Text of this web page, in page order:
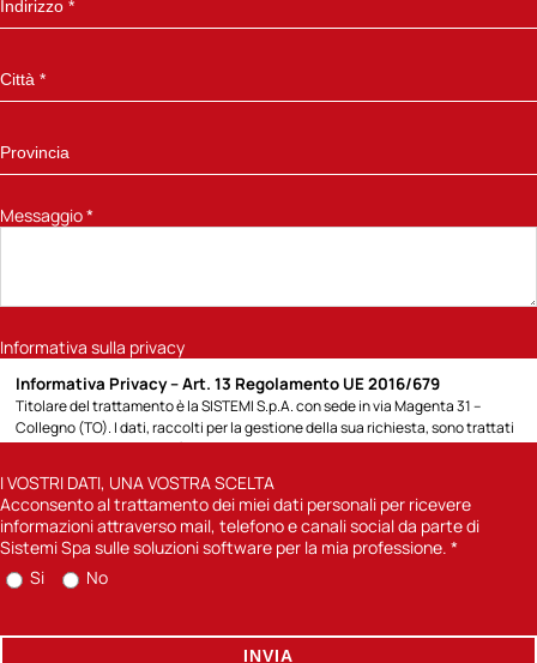
Messaggio*
Informativa sulla privacy
Informativa Privacy – Art. 13 Regolamento UE 2016/679
Titolare del trattamento è la SISTEMI S.p.A. con sede in via Magenta 31 –
Collegno (TO). I dati, raccolti per la gestione della sua richiesta, sono trattati
per la seguente finalità: 1) rispondere alla richiesta di informazioni sui prodotti
contattarla attraverso modalità tradizionali (posta cartacea, chiamate
telefoniche con operatore) o automatizzate (e-mail, sms); 2) previa
acquisizione del suo consenso, inviarle comunicazioni informative sulle
soluzioni software di Sistemi Spa per la sua professione. Per quanto concerne
la finalità di cui punto 1) la base giuridica è l’art. 6) lettera b) del Reg UE
ci consentirà di dare seguito alla sua richiesta. Per la finalità di cui al punto 2)
I VOSTRI DATI, UNA VOSTRA SCELTA
Acconsento al trattamento dei miei dati personali per ricevere
informazioni attraverso mail, telefono e canali social da parte di
Sistemi Spa sulle soluzioni software per la mia professione. *
Si
No
INVIA